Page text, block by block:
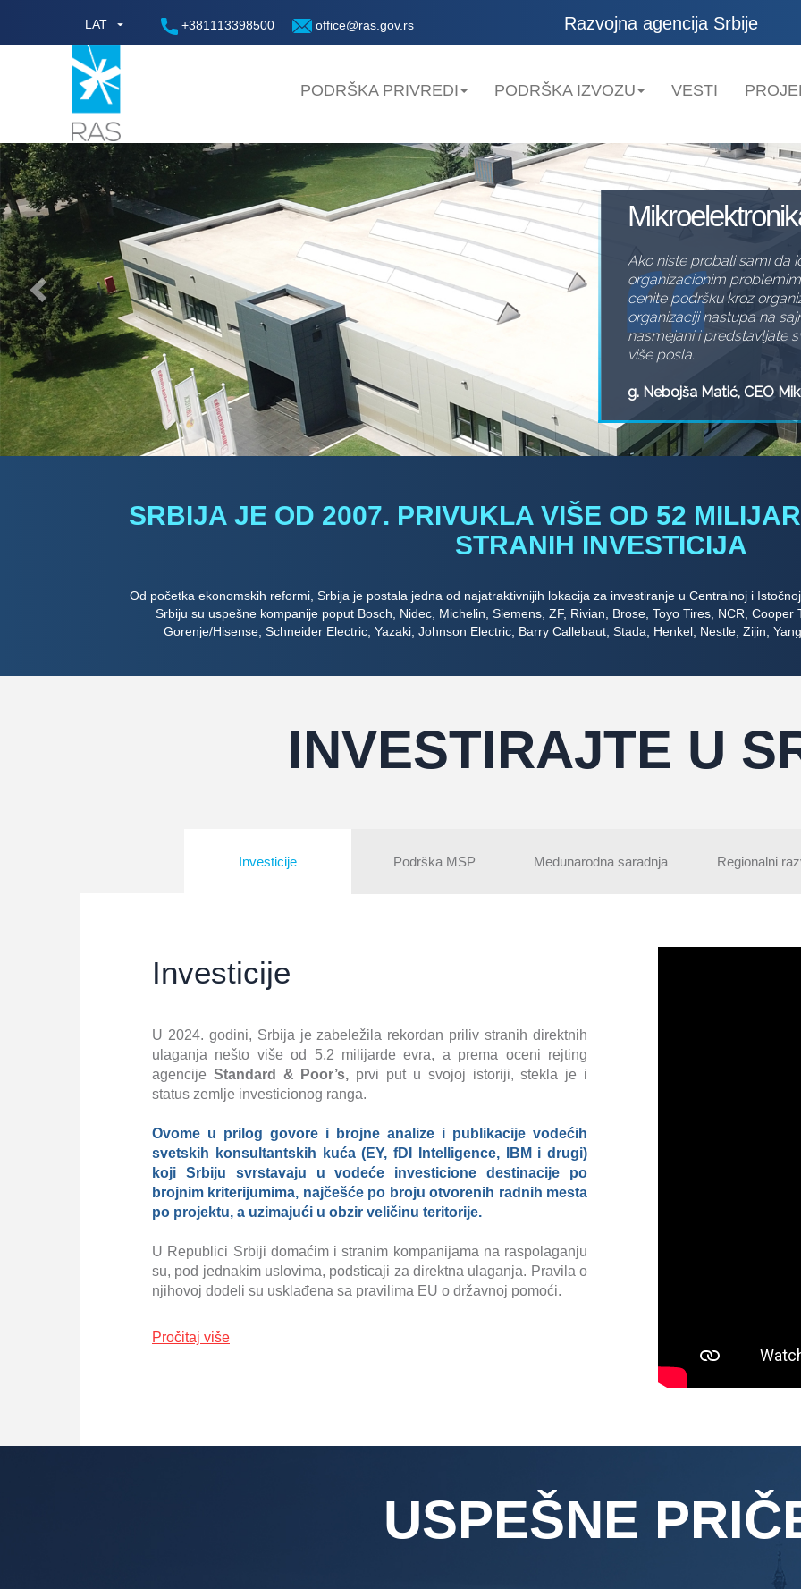
LAT +381113398500 office@ras.gov.rs Razvojna agencija Srbije
PODRŠKA PRIVREDI PODRŠKA IZVOZU VESTI
Gama
Poslednjih godina Gama
investicionih projekata.
Programu lanci
kapacitete, obezbedili
ali i uveli nove, što nam
pružamo bolju podršku u
Aleksandar Milenković,
Previous
SRBIJA JE OD 2007. PRIVUKLA VIŠE OD 52
STRANIH INVESTICIJA
Od početka ekonomskih reformi, Srbija je postala jedna od najatraktivnijih lokacija za investiranje u Centralnoj i
Srbiju su uspešne kompanije poput Bosch, Nidec, Michelin, Siemens, ZF, Rivian, Brose, Toyo Tires, NCR,
Gorenje/Hisense, Schneider Electric, Yazaki, Johnson Electric, Barry Callebaut, Stada, Henkel, Nestle, Zijin,
INVESTIRAJTE U
Investicije Podrška MSP Međunarodna saradnja Regionalni
Investicije
U 2024. godini, Srbija je zabeležila rekordan priliv stranih direktnih
ulaganja nešto više od 5,2 milijarde evra, a prema oceni rejting
agencije Standard & Poor’s, prvi put u svojoj istoriji, stekla je i
status zemlje investicionog ranga.
Ovome u prilog govore i brojne analize i publikacije vodećih
svetskih konsultantskih kuća (EY, fDI Intelligence, IBM i drugi)
koji Srbiju svrstavaju u vodeće investicione destinacije po
brojnim kriterijumima, najčešće po broju otvorenih radnih mesta
po projektu, a uzimajući u obzir veličinu teritorije.
U Republici Srbiji domaćim i stranim kompanijama na raspolaganju
su, pod jednakim uslovima, podsticaji za direktna ulaganja. Pravila o
njihovoj dodeli su usklađena sa pravilima EU o državnoj pomoći.
Pročitaj više
USPEŠNE